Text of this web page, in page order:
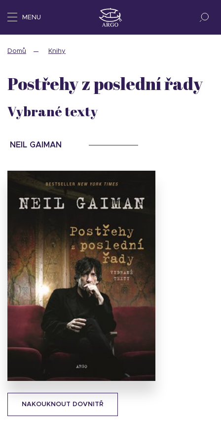
MENU
Domů Knihy
NAKOUKNOUT DOVNITŘ
Postřehy z poslední řady
Vybrané texty
NEIL GAIMAN